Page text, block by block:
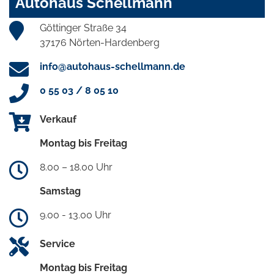
Göttinger Straße 34
37176 Nörten-Hardenberg
info@autohaus-schellmann.de
0 55 03 / 8 05 10
Verkauf
Montag bis Freitag
8.00 – 18.00 Uhr
Samstag
9.00 - 13.00 Uhr
Service
Montag bis Freitag